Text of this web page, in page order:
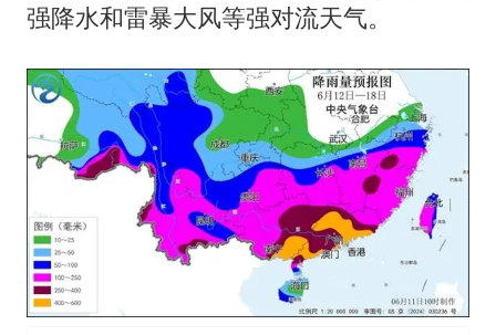
强降水和雷暴大风等强对流天气。